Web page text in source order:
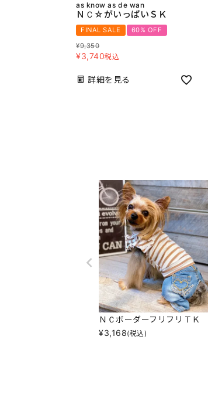
as know as de wan
ＮＣ☆がいっぱいＳＫ
FINAL SALE
60% OFF
¥9,350
¥3,740税込
詳細を見る
ＮＣボーダーフリフリＴＫ
¥3,168(税込)